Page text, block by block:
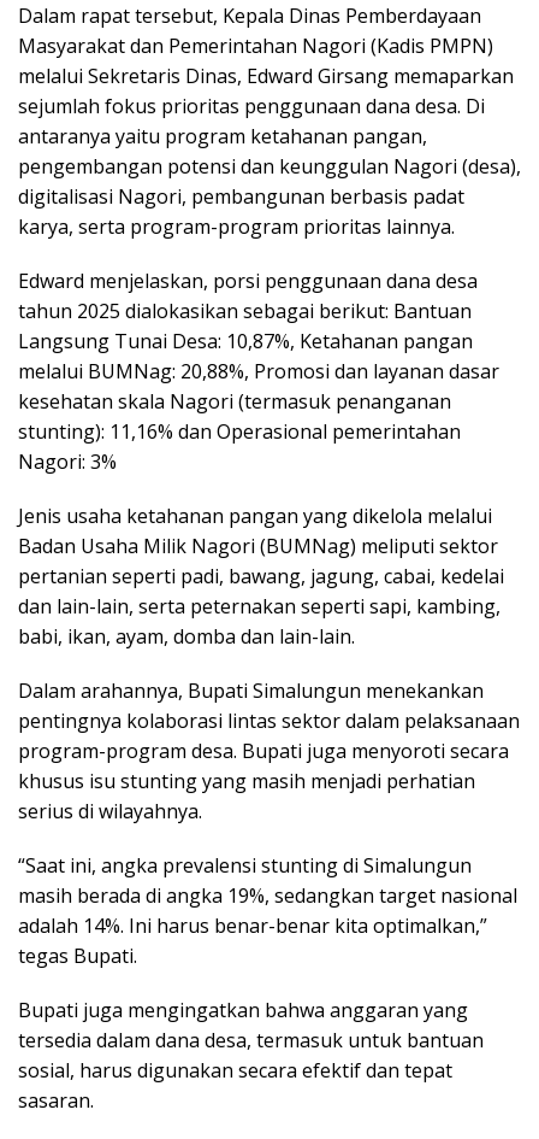
Dalam rapat tersebut, Kepala Dinas Pemberdayaan
Masyarakat dan Pemerintahan Nagori (Kadis PMPN)
melalui Sekretaris Dinas, Edward Girsang memaparkan
sejumlah fokus prioritas penggunaan dana desa. Di
antaranya yaitu program ketahanan pangan,
pengembangan potensi dan keunggulan Nagori (desa),
digitalisasi Nagori, pembangunan berbasis padat
karya, serta program-program prioritas lainnya.
Edward menjelaskan, porsi penggunaan dana desa
tahun 2025 dialokasikan sebagai berikut: Bantuan
Langsung Tunai Desa: 10,87%, Ketahanan pangan
melalui BUMNag: 20,88%, Promosi dan layanan dasar
kesehatan skala Nagori (termasuk penanganan
stunting): 11,16% dan Operasional pemerintahan
Nagori: 3%
Jenis usaha ketahanan pangan yang dikelola melalui
Badan Usaha Milik Nagori (BUMNag) meliputi sektor
pertanian seperti padi, bawang, jagung, cabai, kedelai
dan lain-lain, serta peternakan seperti sapi, kambing,
babi, ikan, ayam, domba dan lain-lain.
Dalam arahannya, Bupati Simalungun menekankan
pentingnya kolaborasi lintas sektor dalam pelaksanaan
program-program desa. Bupati juga menyoroti secara
khusus isu stunting yang masih menjadi perhatian
serius di wilayahnya.
“Saat ini, angka prevalensi stunting di Simalungun
masih berada di angka 19%, sedangkan target nasional
adalah 14%. Ini harus benar-benar kita optimalkan,”
tegas Bupati.
Bupati juga mengingatkan bahwa anggaran yang
tersedia dalam dana desa, termasuk untuk bantuan
sosial, harus digunakan secara efektif dan tepat
sasaran.